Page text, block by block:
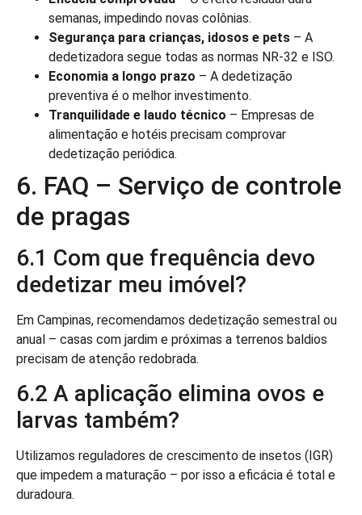
semanas, impedindo novas colônias.
Segurança para crianças, idosos e pets – A
dedetizadora segue todas as normas NR-32 e ISO.
Economia a longo prazo – A dedetização
preventiva é o melhor investimento.
Tranquilidade e laudo técnico – Empresas de
alimentação e hotéis precisam comprovar
dedetização periódica.
6. FAQ – Serviço de controle
de pragas
6.1 Com que frequência devo
dedetizar meu imóvel?
Em Campinas, recomendamos dedetização semestral ou
anual – casas com jardim e próximas a terrenos baldios
precisam de atenção redobrada.
6.2 A aplicação elimina ovos e
larvas também?
Utilizamos reguladores de crescimento de insetos (IGR)
que impedem a maturação – por isso a eficácia é total e
duradoura.